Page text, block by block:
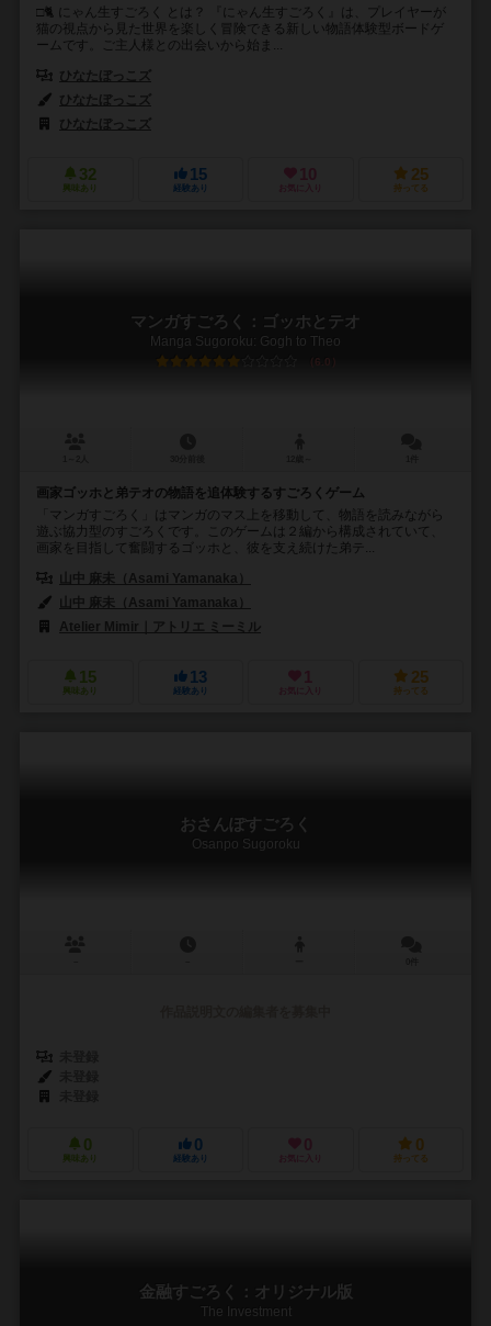
□🐈 にゃん生すごろく とは？ 『にゃん生すごろく』は、プレイヤーが
猫の視点から見た世界を楽しく冒険できる新しい物語体験型ボードゲ
ームです。ご主人様との出会いから始ま...
ひなたぼっこズ
ひなたぼっこズ
ひなたぼっこズ
32
興味あり
15
経験あり
10
お気に入り
25
持ってる
マンガすごろく：ゴッホとテオ
Manga Sugoroku: Gogh to Theo
6.0
画家ゴッホと弟テオの物語を追体験するすごろくゲーム
「マンガすごろく」はマンガのマス上を移動して、物語を読みながら
遊ぶ協力型のすごろくです。このゲームは２編から構成されていて、
画家を目指して奮闘するゴッホと、彼を支え続けた弟テ...
山中 麻未（Asami Yamanaka）
山中 麻未（Asami Yamanaka）
Atelier Mimir｜アトリエ ミーミル
15
興味あり
13
経験あり
1
お気に入り
25
持ってる
おさんぽすごろく
Osanpo Sugoroku
0
興味あり
0
経験あり
0
お気に入り
0
持ってる
金融すごろく：オリジナル版
The Investment